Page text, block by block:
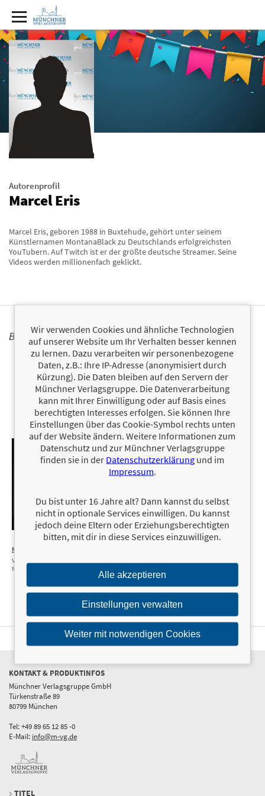
Autorenprofil
Marcel Eris
Marcel Eris, geboren 1988 in Buxtehude, gehört unter seinem
Künstlernamen MontanaBlack zu Deutschlands erfolgreichsten
YouTubern. Auf Twitch ist er der größte deutsche Streamer. Seine
Videos werden millionenfach geklickt.
BÜCHER
19,99 €
MontanaBlack II
Vom YouTuber zum
Millionär
19,99 €
MontanaBlack
14,00 €
KONTAKT & PRODUKTINFOS
Münchner Verlagsgruppe GmbH
Türkenstraße 89
80799 München
Tel: +49 89 65 12 85 -0
E-Mail: info@m-vg.de
TITEL
Wir verwenden Cookies und ähnliche Technologien
auf unserer Website um Ihr Verhalten besser kennen
zu lernen. Dazu verarbeiten wir personenbezogene
Daten, z.B.: Ihre IP-Adresse (anonymisiert durch
Kürzung). Die Daten bleiben auf den Servern der
Münchner Verlagsgruppe. Die Datenverarbeitung
kann mit Ihrer Einwilligung oder auf Basis eines
berechtigten Interesses erfolgen. Sie können Ihre
Einstellungen über das Cookie-Symbol rechts unten
auf der Website ändern. Weitere Informationen zum
Datenschutz und zur Münchner Verlagsgruppe
finden sie in der Datenschutzerklärung und im
Impressum.
Du bist unter 16 Jahre alt? Dann kannst du selbst
nicht in optionale Services einwilligen. Du kannst
jedoch deine Eltern oder Erziehungsberechtigten
bitten, mit dir in diese Services einzuwilligen.
Alle akzeptieren
Einstellungen verwalten
Weiter mit notwendigen Cookies